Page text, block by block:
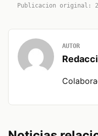
Publicacion original:
AUTOR